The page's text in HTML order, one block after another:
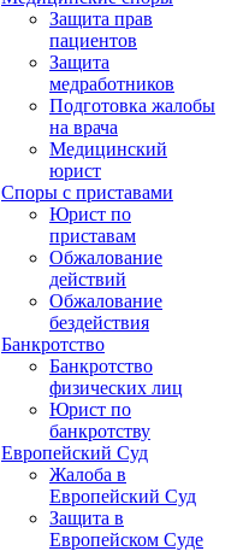
Защита прав
пациентов
Защита
медработников
Подготовка жалобы
на врача
Медицинский
юрист
Споры с приставами
Юрист по
приставам
Обжалование
действий
Обжалование
бездействия
Банкротство
Банкротство
физических лиц
Юрист по
банкротству
Европейский Суд
Жалоба в
Европейский Суд
Защита в
Европейском Суде